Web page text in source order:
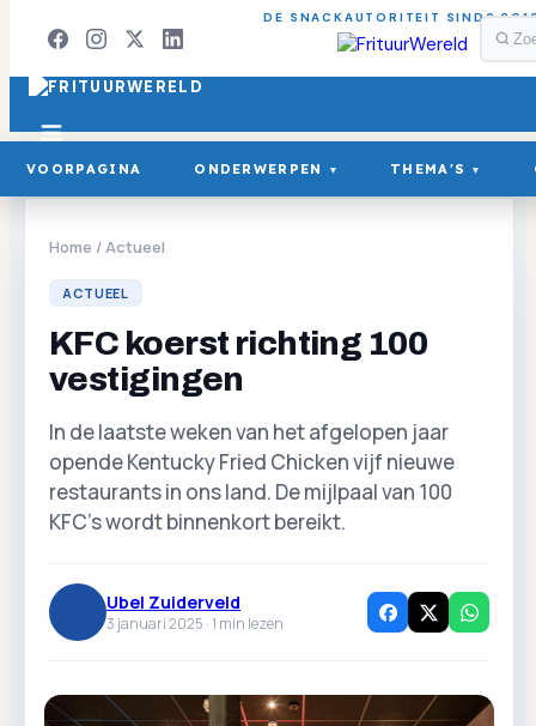
DE SNACKAUTORITEIT SINDS
VOORPAGINA ONDERWERPEN ▾ THEMA'S ▾
Home /Actueel
ACTUEEL
KFC koerst richting 100
vestigingen
In de laatste weken van het afgelopen jaar
opende Kentucky Fried Chicken vijf nieuwe
restaurants in ons land. De mijlpaal van 100
KFC's wordt binnenkort bereikt.
Ubel Zuiderveld
3 januari 2025 ·1 min lezen